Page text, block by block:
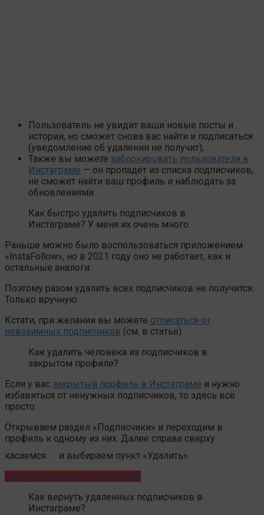
Пользователь не увидит ваши новые посты и
истории, но сможет снова вас найти и подписаться
(уведомление об удалении не получит);
Также вы можете заблокировать пользователя в
Инстаграме — он пропадёт из списка подписчиков,
не сможет найти ваш профиль и наблюдать за
обновлениями.
Как быстро удалить подписчиков в
Инстаграме? У меня их очень много.
Раньше можно было воспользоваться приложением
«InstaFollow», но в 2021 году оно не работает, как и
остальные аналоги.
Поэтому разом удалить всех подписчиков не получится.
Только вручную.
Кстати, при желании вы можете отписаться от
невзаимных подписчиков (см. в статье).
Как удалить человека из подписчиков в
закрытом профиле?
Если у вас закрытый профиль в Инстаграме и нужно
избавиться от ненужных подписчиков, то здесь всё
просто.
Открываем раздел «Подписчики» и переходим в
профиль к одному из них. Далее справа сверху
касаемся
и выбираем пункт «Удалить».
Раскрутить аккаунт Инстаграм
Как вернуть удаленных подписчиков в
Инстаграме?